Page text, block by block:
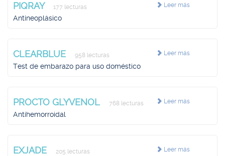
Leer más
PIQRAY 177 lecturas
Antineoplásico
Leer más
CLEARBLUE 958 lecturas
Test de embarazo para uso doméstico
Leer más
PROCTO GLYVENOL 768 lecturas
Antihemorroidal
Leer más
EXJADE 205 lecturas